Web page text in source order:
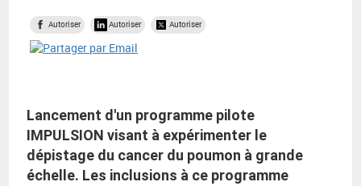
Autoriser Autoriser Autoriser
Lancement d'un programme pilote
IMPULSION visant à expérimenter le
dépistage du cancer du poumon à grande
échelle. Les inclusions à ce programme